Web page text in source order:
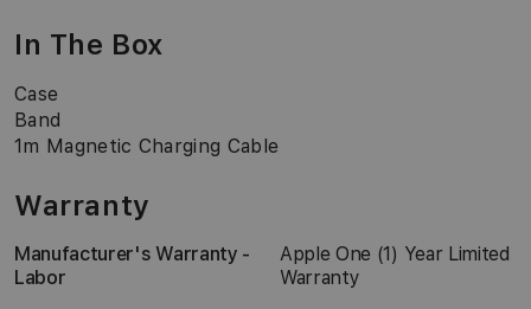
In The Box
Case
Band
1m Magnetic Charging Cable
Warranty
Manufacturer's Warranty -
Labor
Apple One (1) Year Limited
Warranty